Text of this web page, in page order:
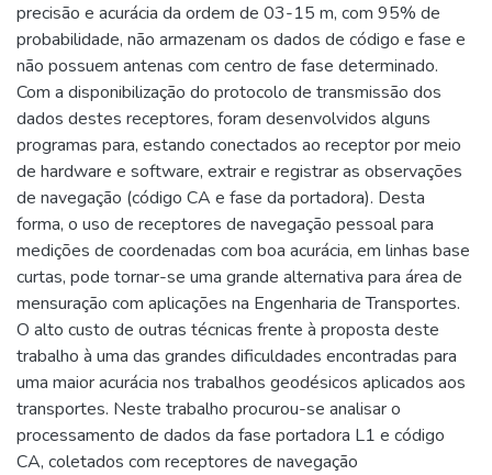
precisão e acurácia da ordem de 03-15 m, com 95% de
probabilidade, não armazenam os dados de código e fase e
não possuem antenas com centro de fase determinado.
Com a disponibilização do protocolo de transmissão dos
dados destes receptores, foram desenvolvidos alguns
programas para, estando conectados ao receptor por meio
de hardware e software, extrair e registrar as observações
de navegação (código CA e fase da portadora). Desta
forma, o uso de receptores de navegação pessoal para
medições de coordenadas com boa acurácia, em linhas base
curtas, pode tornar-se uma grande alternativa para área de
mensuração com aplicações na Engenharia de Transportes.
O alto custo de outras técnicas frente à proposta deste
trabalho à uma das grandes dificuldades encontradas para
uma maior acurácia nos trabalhos geodésicos aplicados aos
transportes. Neste trabalho procurou-se analisar o
processamento de dados da fase portadora L1 e código
CA, coletados com receptores de navegação